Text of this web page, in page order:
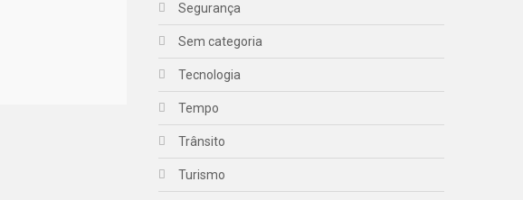
Segurança
Sem categoria
Tecnologia
Tempo
Trânsito
Turismo